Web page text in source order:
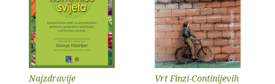
Najzdravije
Vrt Finzi-Continijevih